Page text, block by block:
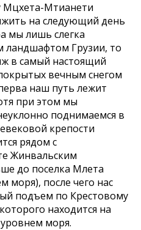
Мцхета-Мтианети
на следующий день
мы лишь слегка
ландшафтом Грузии, то
в самый настоящий
вечным снегом
наш путь лежит
при этом мы
поднимаемся в
крепости
рядом с
Жинвальским
до поселка Млета
моря), после чего нас
подъем по Крестовому
находится на
моря.